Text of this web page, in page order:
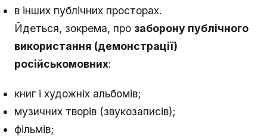
в інших публічних просторах.
Йдеться, зокрема, про заборону публічного
використання (демонстрації)
російськомовних:
книг і художніх альбомів;
музичних творів (звукозаписів);
фільмів;